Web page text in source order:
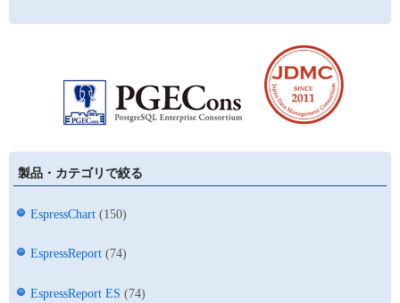
製品・カテゴリで絞る
EspressChart (150)
EspressReport (74)
EspressReport ES (74)